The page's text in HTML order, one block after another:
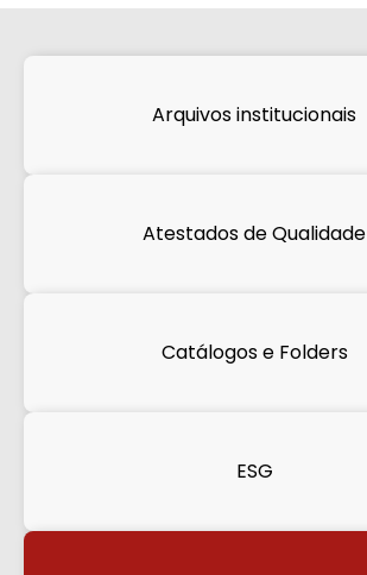
Arquivos institucionais
Atestados de Qualidade
Catálogos e Folders
ESG